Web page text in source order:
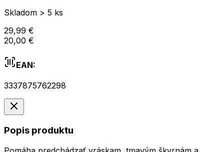
Skladom > 5 ks
29,99 €
20,00 €
EAN:
3337875762298
Popis produktu